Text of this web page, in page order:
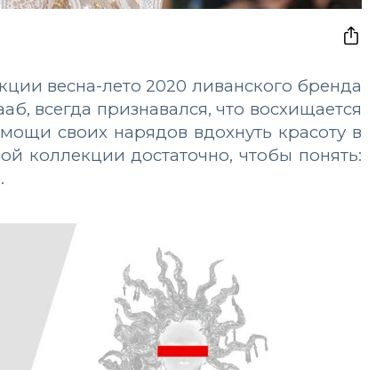
весна-лето 2020 ливанского бренда
всегда признавался, что восхищается
своих нарядов вдохнуть красоту в
коллекции достаточно, чтобы понять: